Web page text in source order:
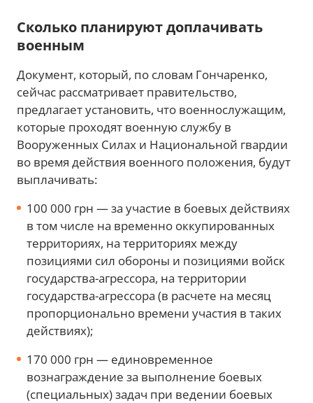
Сколько планируют доплачивать
военным
Документ, который, по словам Гончаренко,
сейчас рассматривает правительство,
предлагает установить, что военнослужащим,
которые проходят военную службу в
Вооруженных Силах и Национальной гвардии
во время действия военного положения, будут
выплачивать:
100 000 грн — за участие в боевых действиях
в том числе на временно оккупированных
территориях, на территориях между
позициями сил обороны и позициями войск
государства-агрессора, на территории
государства-агрессора (в расчете на месяц
пропорционально времени участия в таких
действиях);
170 000 грн — единовременное
вознаграждение за выполнение боевых
(специальных) задач при ведении боевых